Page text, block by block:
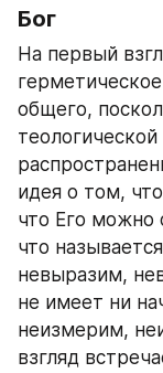
Бог
На первый
общего,
идея о том,
что Его можно
что
невыразим,
не имеет ни
неизмерим,
взгляд